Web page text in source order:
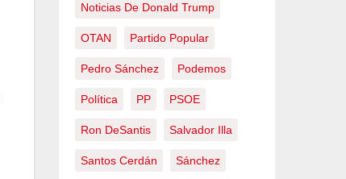
Noticias De Donald Trump
OTAN Partido Popular
Pedro Sánchez Podemos
Política PP PSOE
Ron DeSantis Salvador Illa
Santos Cerdán Sánchez